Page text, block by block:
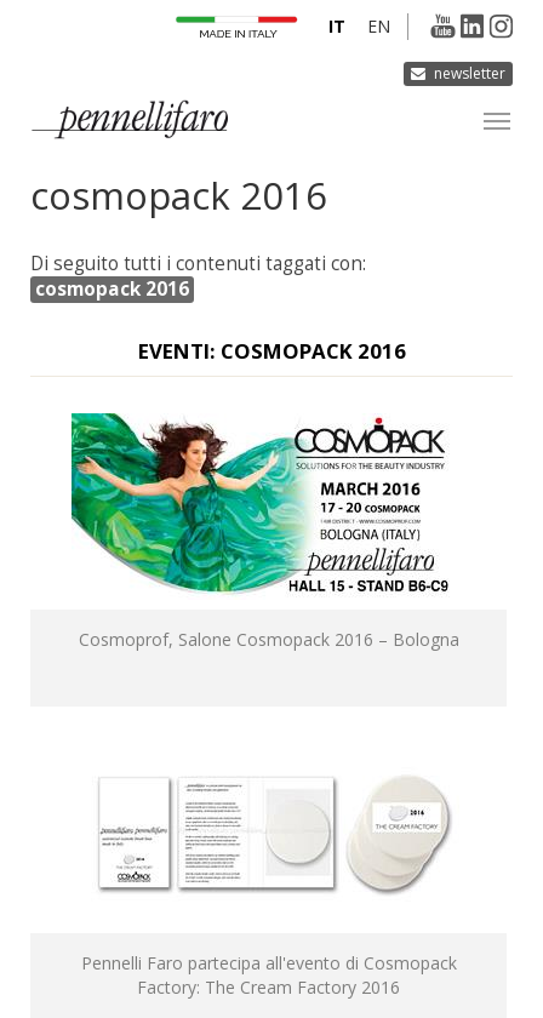
newsletter
EN
IT
INNOVAZIONE
DERMOCURA
cosmopack 2016
Di seguito tutti i contenuti taggati con:
cosmopack 2016
EVENTI: COSMOPACK 2016
Cosmoprof, Salone Cosmopack 2016 – Bologna
Pennelli Faro partecipa all'evento di Cosmopack
Factory: The Cream Factory 2016